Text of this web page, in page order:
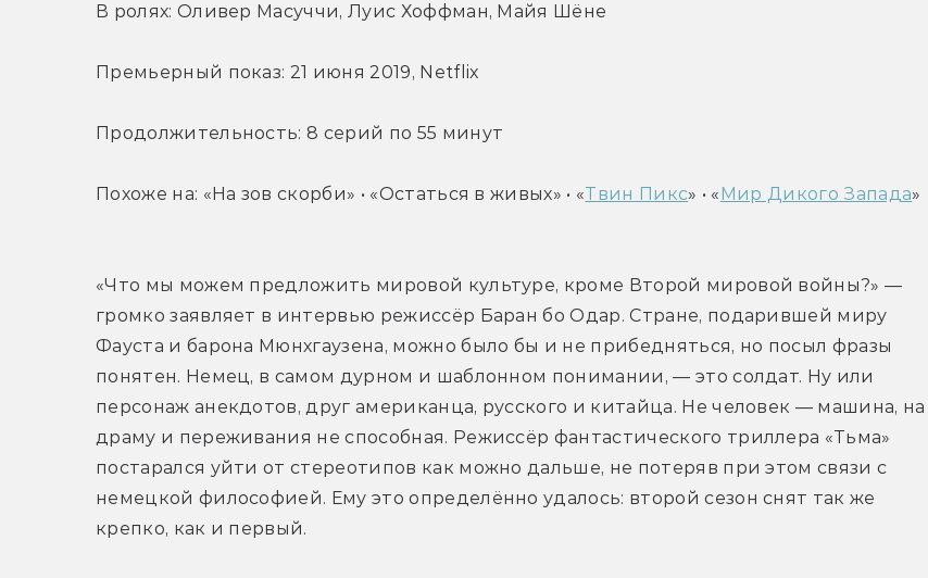
В ролях: Оливер Масуччи, Луис Хоффман, Майя Шёне
Премьерный показ: 21 июня 2019, Netflix
Продолжительность: 8 серий по 55 минут
Похоже на: «На зов скорби» • «Остаться в живых» • «Твин Пикс» • « Мир Дикого Запада»
«Что мы можем предложить мировой культуре, кроме Второй мировой войны?» —
громко заявляет в интервью режиссёр Баран бо Одар. Стране, подарившей миру
Фауста и барона Мюнхгаузена, можно было бы и не прибедняться, но посыл фразы
понятен. Немец, в самом дурном и шаблонном понимании, — это солдат. Ну или
персонаж анекдотов, друг американца, русского и китайца. Не человек — машина, на
драму и переживания не способная. Режиссёр фантастического триллера «Тьма»
постарался уйти от стереотипов как можно дальше, не потеряв при этом связи с
немецкой философией. Ему это определённо удалось: второй сезон снят так же
крепко, как и первый.